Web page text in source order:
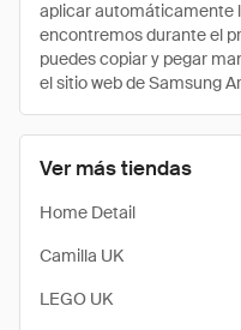
Ver más tiendas
Home Detail
Camilla UK
LEGO UK
aplicar automáticamente
encontremos durante el
puedes copiar y pegar
el sitio web de Samsung